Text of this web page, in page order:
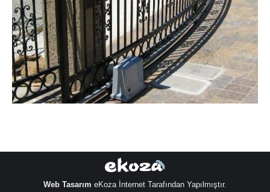
Web Tasarım eKoza İnternet Tarafından Yapılmıştır.